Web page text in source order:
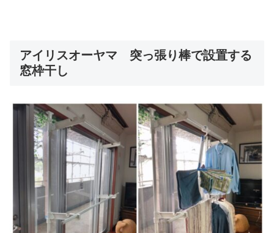
アイリスオーヤマ 突っ張り棒で設置する
窓枠干し